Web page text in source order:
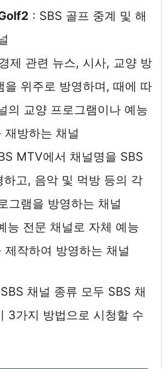
: SBS 골프 중계 및 해
제 관련 뉴스, 시사, 교양 방
을 위주로 방영하며, 때에 따
의 교양 프로그램이나 예능
재방하는 채널
MTV에서 채널명을 SBS
하고, 음악 및 먹방 등의 각
그램을 방영하는 채널
능 전문 채널로 자체 예능
제작하여 방영하는 채널
채널 종류 모두 SBS 채
3가지 방법으로 시청할 수